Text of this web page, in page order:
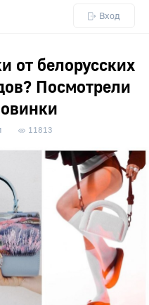
Вход
от белорусских
Посмотрели
11813